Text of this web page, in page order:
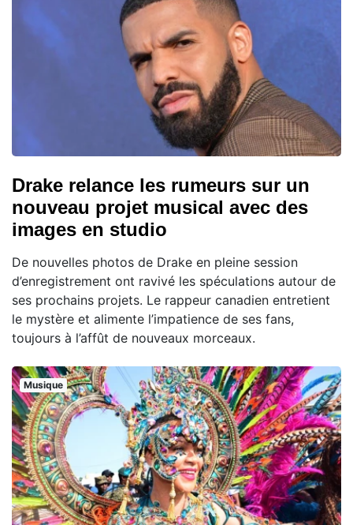
Drake relance les rumeurs sur un
nouveau projet musical avec des
images en studio
De nouvelles photos de Drake en pleine session
d’enregistrement ont ravivé les spéculations autour de
ses prochains projets. Le rappeur canadien entretient
le mystère et alimente l’impatience de ses fans,
toujours à l’affût de nouveaux morceaux.
Musique